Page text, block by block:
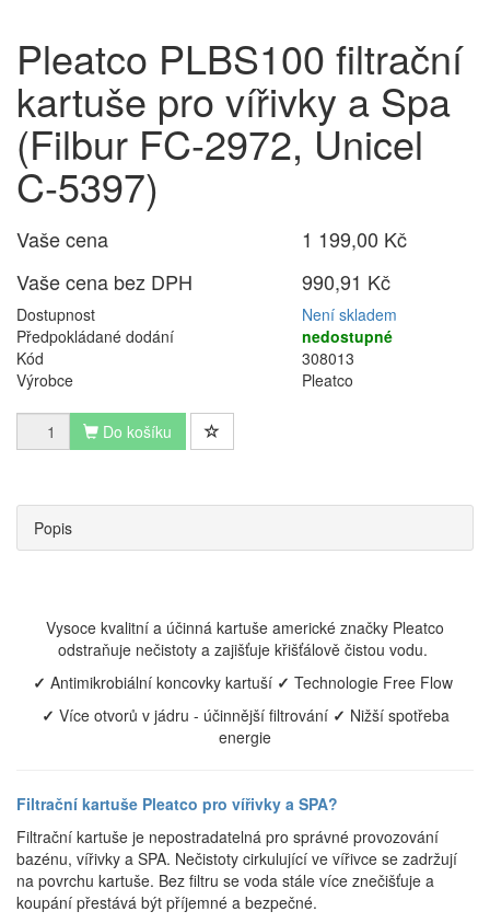
Pleatco PLBS100 filtrační
kartuše pro vířivky a Spa
(Filbur FC-2972, Unicel
C-5397)
Vaše cena
1 199,00 Kč
Vaše cena bez DPH
990,91 Kč
Dostupnost
Není skladem
Předpokládané dodání
nedostupné
Kód
308013
Výrobce
Pleatco
Do košíku
Popis
Vysoce kvalitní a účinná kartuše americké značky Pleatco
odstraňuje nečistoty a zajišťuje křišťálově čistou vodu.
✓ Antimikrobiální koncovky kartuší ✓ Technologie Free Flow
✓ Více otvorů v jádru - účinnější filtrování ✓ Nižší spotřeba
energie
Filtrační kartuše Pleatco pro vířivky a SPA?
Filtrační kartuše je nepostradatelná pro správné provozování
bazénu, vířivky a SPA. Nečistoty cirkulující ve vířivce se zadržují
na povrchu kartuše. Bez filtru se voda stále více znečišťuje a
koupání přestává být příjemné a bezpečné.